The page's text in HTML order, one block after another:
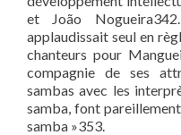
et João
applaudissait seul en
chanteurs pour
compagnie de ses
sambas avec les
samba, font
samba »353.